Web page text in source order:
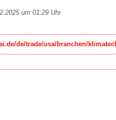
um 01:29 Uhr
de/trade/usa/branchen/